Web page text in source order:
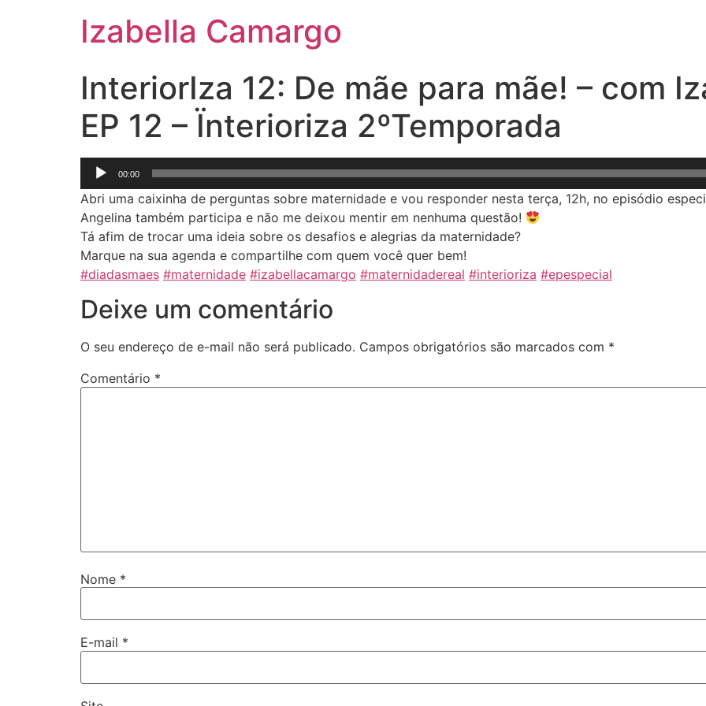
Izabella Camargo
InteriorIza 12: De mãe para mãe! – com
EP 12 – Ïnterioriza 2ºTemporada
Tocador
de
áudio
00:00
Abri uma caixinha de perguntas sobre maternidade e vou responder nesta terça, 12h, no episódio
Angelina também participa e não me deixou mentir em nenhuma questão!
Tá afim de trocar uma ideia sobre os desafios e alegrias da maternidade?
Marque na sua agenda e compartilhe com quem você quer bem!
#diadasmaes #maternidade #izabellacamargo #maternidadereal #interioriza #epespecial
Deixe um comentário
O seu endereço de e-mail não será publicado. Campos obrigatórios são marcados com *
Comentário *
Nome *
E-mail *